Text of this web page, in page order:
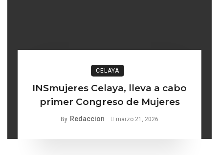
CELAYA
INSmujeres Celaya, lleva a cabo
primer Congreso de Mujeres
By Redaccion marzo 21, 2026